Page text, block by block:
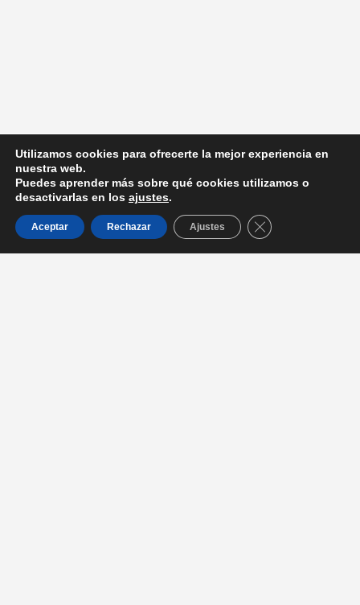
Utilizamos cookies para ofrecerte la mejor experiencia en
nuestra web.
Puedes aprender más sobre qué cookies utilizamos o
desactivarlas en los ajustes.
Aceptar Rechazar Ajustes Cerrar el banner